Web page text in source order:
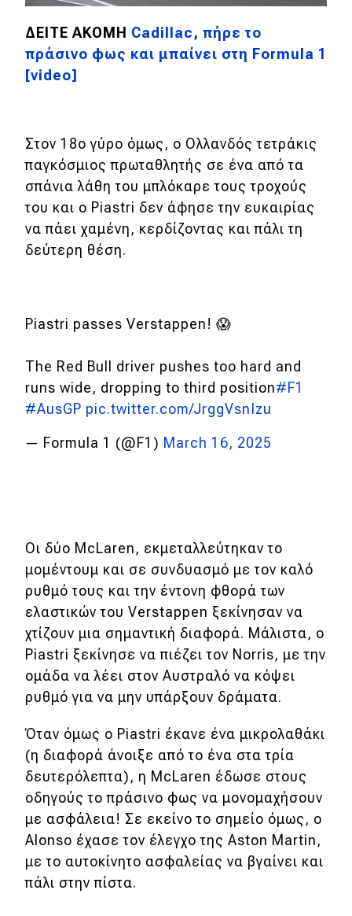
ΔΕΙΤΕ ΑΚΟΜΗ Cadillac, πήρε το
πράσινο φως και μπαίνει στη Formula 1
[video]
Στον 18ο γύρο όμως, ο Ολλανδός τετράκις
παγκόσμιος πρωταθλητής σε ένα από τα
σπάνια λάθη του μπλόκαρε τους τροχούς
του και ο Piastri δεν άφησε την ευκαιρίας
να πάει χαμένη, κερδίζοντας και πάλι τη
δεύτερη θέση.
Piastri passes Verstappen! 😱
The Red Bull driver pushes too hard and
runs wide, dropping to third position#F1
#AusGP pic.twitter.com/JrggVsnIzu
— Formula 1 (@F1) March 16, 2025
Οι δύο McLaren, εκμεταλλεύτηκαν το
μομέντουμ και σε συνδυασμό με τον καλό
ρυθμό τους και την έντονη φθορά των
ελαστικών του Verstappen ξεκίνησαν να
χτίζουν μια σημαντική διαφορά. Μάλιστα, ο
Piastri ξεκίνησε να πιέζει τον Norris, με την
ομάδα να λέει στον Αυστραλό να κόψει
ρυθμό για να μην υπάρξουν δράματα.
Όταν όμως ο Piastri έκανε ένα μικρολαθάκι
(η διαφορά άνοιξε από το ένα στα τρία
δευτερόλεπτα), η McLaren έδωσε στους
οδηγούς το πράσινο φως να μονομαχήσουν
με ασφάλεια! Σε εκείνο το σημείο όμως, ο
Alonso έχασε τον έλεγχο της Aston Martin,
με το αυτοκίνητο ασφαλείας να βγαίνει και
πάλι στην πίστα.